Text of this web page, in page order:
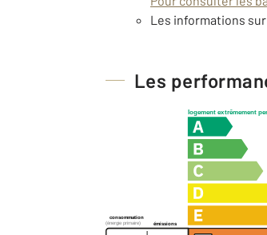
Les informations
Les
logement extrêmement
consommation
émissions
(énergie primaire)